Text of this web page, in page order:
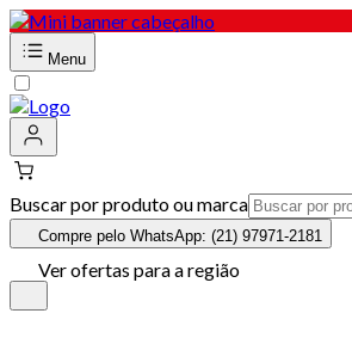
Menu
Buscar por produto ou marca
Compre pelo WhatsApp: (21) 97971-2181
Ver ofertas para a região